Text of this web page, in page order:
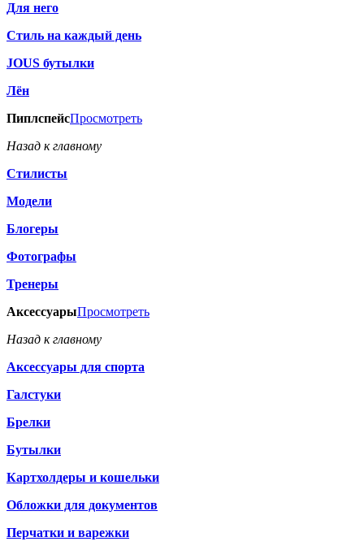
Для него
Стиль на каждый день
JOUS бутылки
Лён
ПиплспейсПросмотреть
Назад к главному
Стилисты
Модели
Блогеры
Фотографы
Тренеры
АксессуарыПросмотреть
Назад к главному
Аксессуары для спорта
Галстуки
Брелки
Бутылки
Картхолдеры и кошельки
Обложки для документов
Перчатки и варежки